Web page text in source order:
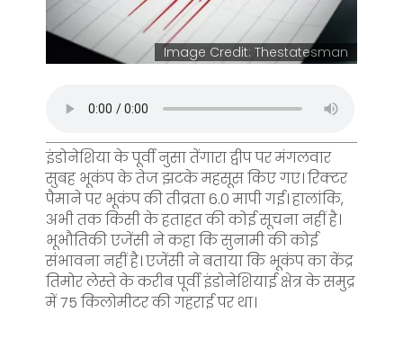
Image Credit: Thestatesman
इंडोनेशिया के पूर्वी नुसा तेंगारा द्वीप पर मंगलवार
सुबह भूकंप के तेज झटके महसूस किए गए। रिक्टर
पैमाने पर भूकंप की तीव्रता 6.0 मापी गई। हालांकि,
अभी तक किसी के हताहत की कोई सूचना नहीं है।
भूभौतिकी एजेंसी ने कहा कि सुनामी की कोई
संभावना नहीं है। एजेंसी ने बताया कि भूकंप का केंद्र
तिमोर लेस्ते के करीब पूर्वी इंडोनेशियाई क्षेत्र के समुद्र
में 75 किलोमीटर की गहराई पर था।